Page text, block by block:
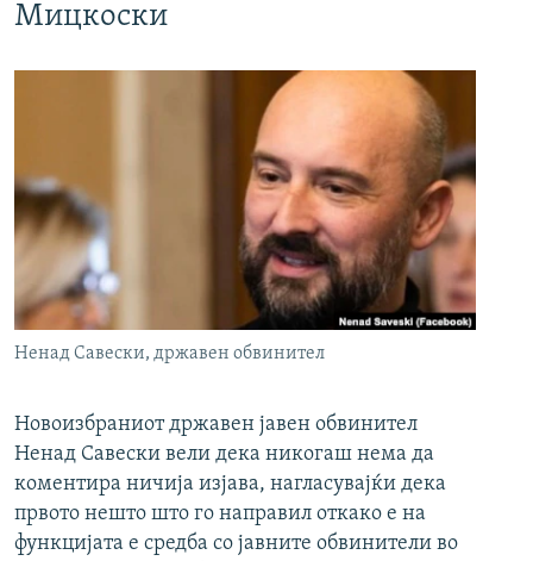
Мицкоски
Ненад Савески, државен обвинител
Новоизбраниот државен јавен обвинител
Ненад Савески вели дека никогаш нема да
коментира ничија изјава, нагласувајќи дека
првото нешто што го направил откако е на
функцијата е средба со јавните обвинители во